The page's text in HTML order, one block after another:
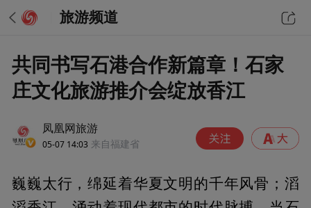
旅游频道
共同书写石港合作新篇章！石家
庄文化旅游推介会绽放香江
凤凰网旅游
05-07 14:03 来自福建省
巍巍太行，绵延着华夏文明的千年风骨；滔